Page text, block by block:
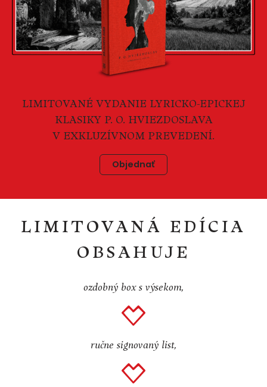
LIMITOVANÉ VYDANIE LYRICKO-EPICKEJ
KLASIKY P. O. HVIEZDOSLAVA
V EXKLUZÍVNOM PREVEDENÍ.
Objednať
LIMITOVANÁ EDÍCIA
OBSAHUJE
ozdobný box s výsekom,
ručne signovaný list,